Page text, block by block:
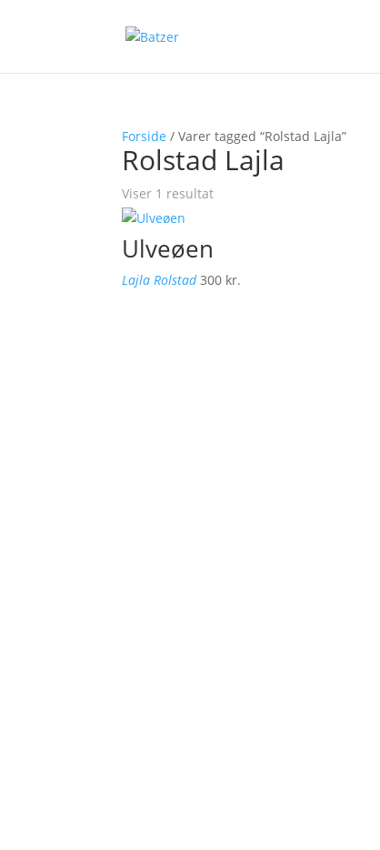
Forside / Varer tagged “Rolstad Lajla”
Rolstad Lajla
Viser 1 resultat
Ulveøen
Lajla Rolstad 300 kr.